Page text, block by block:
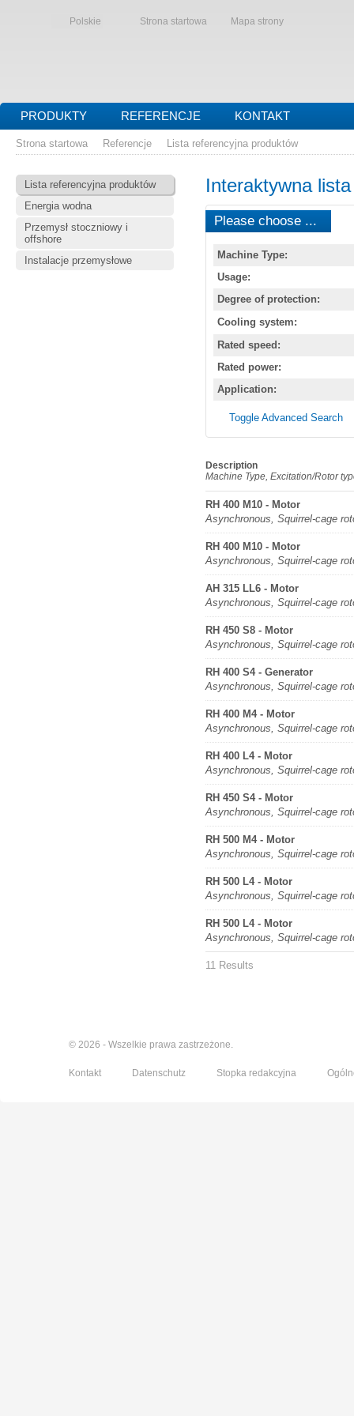
Polskie Strona startowa Mapa strony
PRODUKTY REFERENCJE KONTAKT
Strona startowa Referencje Lista referencyjna produktów
Lista referencyjna produktów
Energia wodna
Przemysł stoczniowy i
offshore
Instalacje przemysłowe
Interaktywna
Please choose ...
Machine Type:
Usage:
Degree of protection:
Cooling system:
Rated speed:
Rated power:
Application:
Toggle Advanced Search
Description
Machine Type, Excitation/Rotor
RH 400 M10 - Motor
Asynchronous, Squirrel-cage
RH 400 M10 - Motor
Asynchronous, Squirrel-cage
AH 315 LL6 - Motor
Asynchronous, Squirrel-cage
RH 450 S8 - Motor
Asynchronous, Squirrel-cage
RH 400 S4 - Generator
Asynchronous, Squirrel-cage
RH 400 M4 - Motor
Asynchronous, Squirrel-cage
RH 400 L4 - Motor
Asynchronous, Squirrel-cage
RH 450 S4 - Motor
Asynchronous, Squirrel-cage
RH 500 M4 - Motor
Asynchronous, Squirrel-cage
RH 500 L4 - Motor
Asynchronous, Squirrel-cage
RH 500 L4 - Motor
Asynchronous, Squirrel-cage
11 Results
© 2026 - Wszelkie prawa zastrzeżone.
Kontakt Datenschutz Stopka redakcyjna